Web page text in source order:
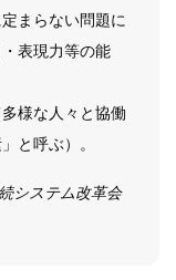
まらない問題に
表現力等の能
様な人々と協働
と呼ぶ）。
システム改革会